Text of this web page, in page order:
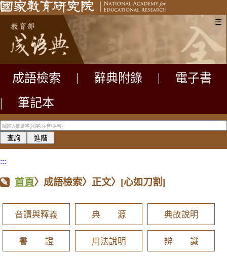
☰
成語檢索 辭典附錄
電子書
|
筆記本
:::
首頁〉成語檢索〉正文〉 [心如刀割]
音讀與釋義 典 源 典故說明
書 證 用法說明 辨 識